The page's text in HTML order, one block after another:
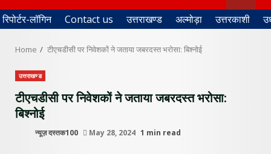
रिपोर्टर-लॉगिन Contact us उत्तराखण्ड अल्मोड़ा उत्तरकाशी
Home टीएचडीसी पर निवेशकों ने जताया जबरदस्त भरोसा: बिश्नोई
उत्तराखण्ड
टीएचडीसी पर निवेशकों ने जताया जबरदस्त भरोसा:
बिश्नोई
न्यूज़ दस्तक100 May 28, 2024 1 min read